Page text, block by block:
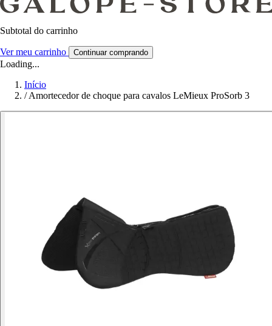
Subtotal do carrinho
Ver meu carrinho Continuar comprando
Loading...
Início
/ Amortecedor de choque para cavalos LeMieux ProSorb 3